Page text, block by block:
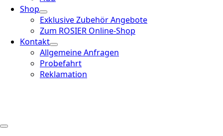
Shop
Exklusive Zubehör Angebote
Zum ROSIER Online-Shop
Kontakt
Allgemeine Anfragen
Probefahrt
Reklamation